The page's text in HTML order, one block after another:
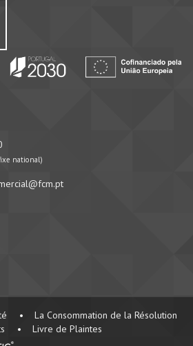
national)
•
La Consommation de la Résolution
• Livre de Plaintes